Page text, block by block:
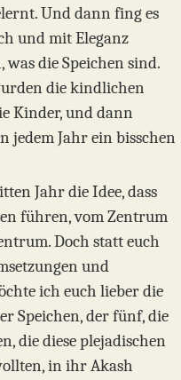
Und dann fing es
und mit Eleganz
die Speichen sind.
die kindlichen
Kinder, und dann
jedem Jahr ein bisschen
Jahr die Idee, dass
führen, vom Zentrum
Doch statt euch
und
ich euch lieber die
Speichen, der fünf, die
die diese plejadischen
in ihr Akash